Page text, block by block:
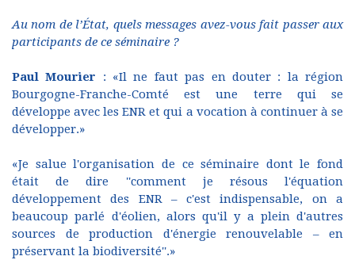
Au nom de l’État, quels messages avez-vous fait passer aux
participants de ce séminaire ?
Paul Mourier : «Il ne faut pas en douter : la région
Bourgogne-Franche-Comté est une terre qui se
développe avec les ENR et qui a vocation à continuer à se
développer.»
«Je salue l'organisation de ce séminaire dont le fond
était de dire ''comment je résous l'équation
développement des ENR – c'est indispensable, on a
beaucoup parlé d'éolien, alors qu'il y a plein d'autres
sources de production d'énergie renouvelable – en
préservant la biodiversité''.»